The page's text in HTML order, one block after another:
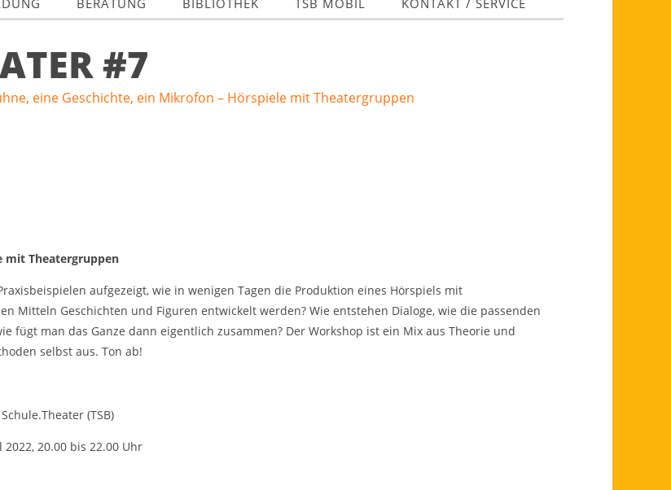
BERATUNG BIBLIOTHEK TSB MOBIL KONTAKT / SERVICE
#7
eine Geschichte, ein Mikrofon – Hörspiele mit Theatergruppen
mit Theatergruppen
aufgezeigt, wie in wenigen Tagen die Produktion eines Hörspiels mit
Mitteln Geschichten und Figuren entwickelt werden? Wie entstehen Dialoge, wie die passenden
fügt man das Ganze dann eigentlich zusammen? Der Workshop ist ein Mix aus Theorie und
selbst aus. Ton ab!
(TSB)
20.00 bis 22.00 Uhr